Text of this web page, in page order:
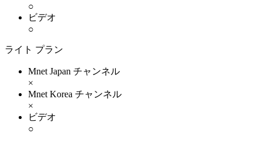
○
ビデオ
○
ライト プラン
Mnet Japan チャンネル
×
Mnet Korea チャンネル
×
ビデオ
○